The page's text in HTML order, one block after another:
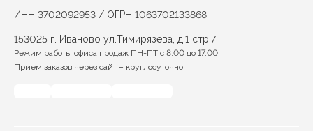
ИНН 3702092953 / ОГРН 1063702133868
153025 г. Иваново ул.Тимирязева, д.1 стр.7
Режим работы офиса продаж ПН-ПТ с 8.00 до 17.00
Прием заказов через сайт – круглосуточно